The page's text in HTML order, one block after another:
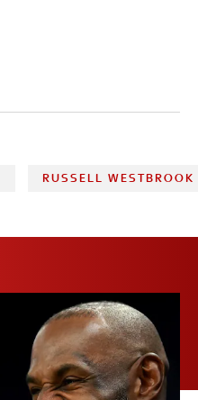
RUSSELL WESTBROOK